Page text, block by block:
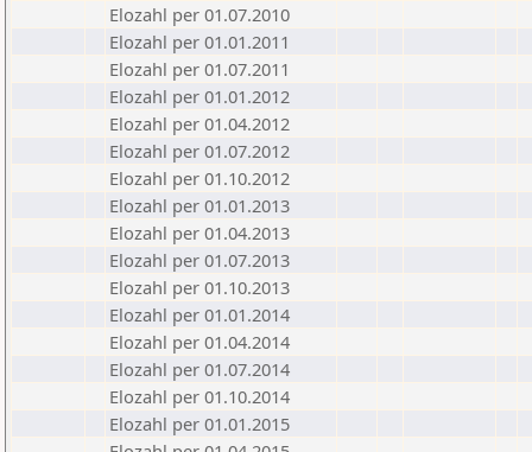
Elozahl per 01.07.2010
Elozahl per 01.01.2011
Elozahl per 01.07.2011
Elozahl per 01.01.2012
Elozahl per 01.04.2012
Elozahl per 01.07.2012
Elozahl per 01.10.2012
Elozahl per 01.01.2013
Elozahl per 01.04.2013
Elozahl per 01.07.2013
Elozahl per 01.10.2013
Elozahl per 01.01.2014
Elozahl per 01.04.2014
Elozahl per 01.07.2014
Elozahl per 01.10.2014
Elozahl per 01.01.2015